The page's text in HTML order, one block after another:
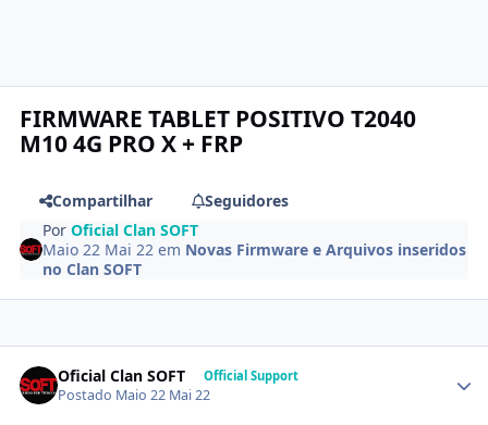
FIRMWARE TABLET POSITIVO T2040
M10 4G PRO X + FRP
Compartilhar
Seguidores
PorOficial Clan SOFT
Maio 22 Mai 22em Novas Firmware e Arquivos inseridos
no Clan SOFT
Oficial Clan SOFT Official Support
Postado Maio 22 Mai 22